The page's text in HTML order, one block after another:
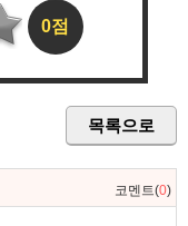
0점
목록으로
코멘트(0)